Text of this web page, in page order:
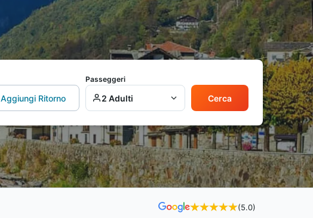
Aggiungi Ritorno
Passeggeri
2 Adulti Cerca
(5.0)